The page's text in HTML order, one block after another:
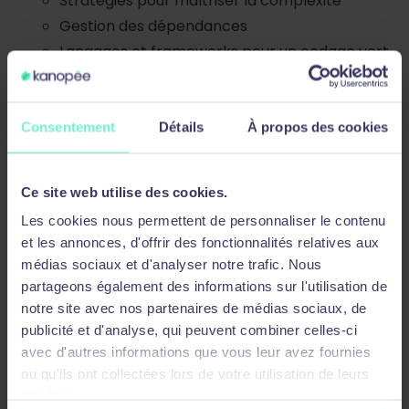
Consentement Détails À propos des cookies
Ce site web utilise des cookies.
Les cookies nous permettent de personnaliser le contenu
et les annonces, d'offrir des fonctionnalités relatives aux
médias sociaux et d'analyser notre trafic. Nous
partageons également des informations sur l'utilisation de
notre site avec nos partenaires de médias sociaux, de
publicité et d'analyse, qui peuvent combiner celles-ci
avec d'autres informations que vous leur avez fournies
ou qu'ils ont collectées lors de votre utilisation de leurs
Gestion des dépendances
Langages et frameworks pour un codage vert
Simulations d’impacts
Le modèle GreenSoft
Intégrer les impacts RSE
Référentiels d’impacts (Base Impacts de
l’Adème, Boavizta, NegaOctet, etc.)
Simulations pratiques avec feuilles de calcul
Exemples concrets de services numériques
Après-midi :
Présentation des outils d’éco-conception